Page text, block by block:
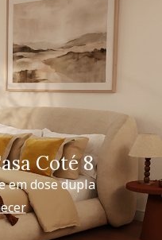
Coté 8
em dose dupla